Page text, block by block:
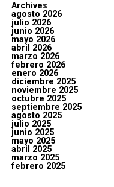
Archives
agosto 2026
julio 2026
junio 2026
mayo 2026
abril 2026
marzo 2026
febrero 2026
enero 2026
diciembre 2025
noviembre 2025
octubre 2025
septiembre 2025
agosto 2025
julio 2025
junio 2025
mayo 2025
abril 2025
marzo 2025
febrero 2025